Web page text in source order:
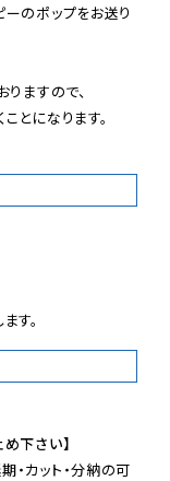
のポップをお送り
ますので、
とになります。
す。
下さい】
カット・分納の可